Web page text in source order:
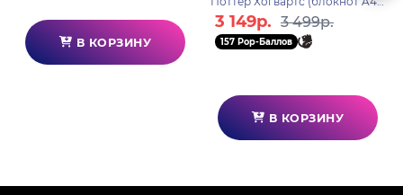
В КОРЗИНУ
36 листов, 2 карандаша, 1
шариковая ручка, 2 ге
3 149р. 3 499р.
157 Pop-Баллов
В КОРЗИНУ